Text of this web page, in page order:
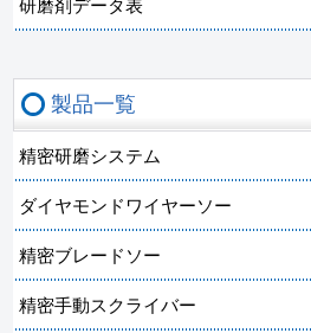
研磨剤データ表
製品一覧
精密研磨システム
ダイヤモンドワイヤーソー
精密ブレードソー
精密手動スクライバー